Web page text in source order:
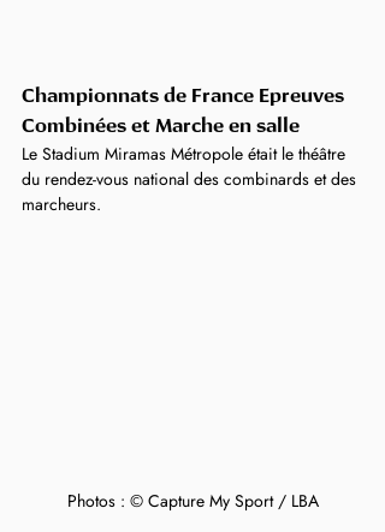
Championnats de France Epreuves
Combinées et Marche en salle
Le Stadium Miramas Métropole était le théâtre
du rendez-vous national des combinards et des
marcheurs.
Photos : © Capture My Sport / LBA